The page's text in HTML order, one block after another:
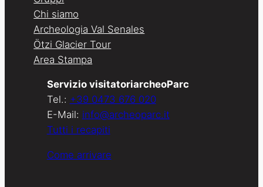
Chi siamo
Archeologia Val Senales
Ötzi Glacier Tour
Area Stampa
Servizio visitatoriarcheoParc
Tel.: +39 0473 676 020
E-Mail: info@archeoparc.it
Tutti i recapiti
Come arrivare